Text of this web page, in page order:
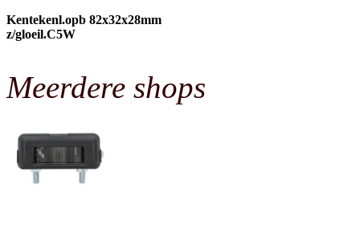
Kentekenl.opb 82x32x28mm
z/gloeil.C5W
Meerdere shops